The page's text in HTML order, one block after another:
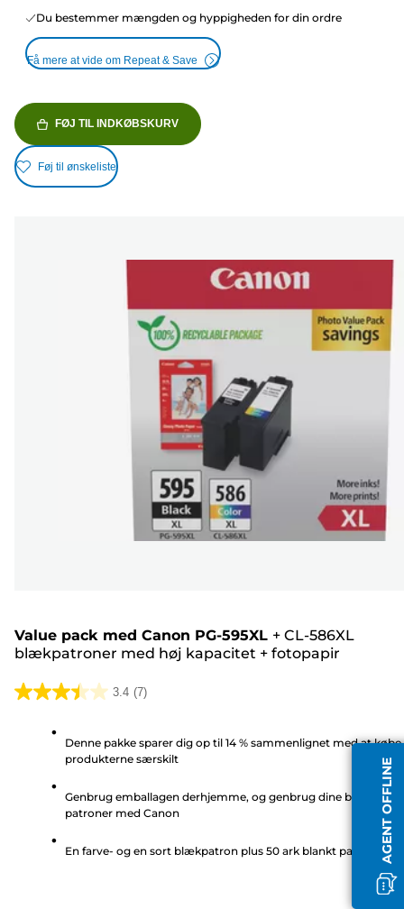
Du bestemmer mængden og hyppigheden for din ordre
Få mere at vide om Repeat & Save
FØJ TIL INDKØBSKURV
Føj til ønskeliste
Value pack med Canon PG-595XL + CL-586XL
blækpatroner med høj kapacitet + fotopapir
3.4 (7)
3.4
stjerner.
Denne pakke sparer dig op til 14 % sammenlignet med at købe
produkterne særskilt
Genbrug emballagen derhjemme, og genbrug dine brugte
patroner med Canon
En farve- og en sort blækpatron plus 50 ark blankt papir AGENT OFFLINE